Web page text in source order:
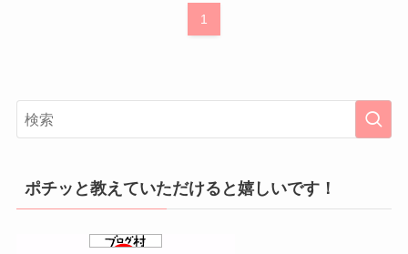
1
ポチッと教えていただけると嬉しいです！